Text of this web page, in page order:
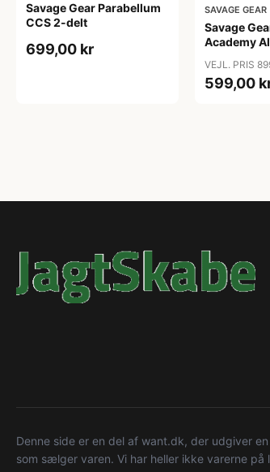
Savage Gear Parabellum
CCS 2-delt
699,00 kr
SAVAGE GEAR
Savage
Academy
VEJL. PRIS
599,00
Denne side er en del af want.dk, der udgiver
som sælger varen. Vi har heller ikke varerne på